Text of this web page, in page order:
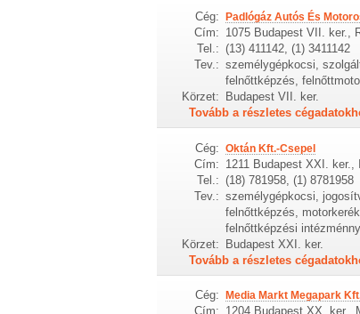
Cég: Padlógáz Autós És
Cím: 1075 Budapest VII. ker.,
Tel.: (13) 411142, (1) 3411142
Tev.: személygépkocsi,
felnőttképzés,
Körzet:
Budapest VII. ker.
Tovább a részletes
Cég: Oktán Kft.-Csepel
Cím: 1211 Budapest XXI. ker.,
Tel.: (18) 781958, (1) 8781958
Tev.: személygépkocsi,
felnőttképzés,
felnőttképzési
Körzet:
Budapest XXI. ker.
Tovább a részletes
Cég: Media Markt Megapark
Cím: 1204 Budapest XX. ker.,